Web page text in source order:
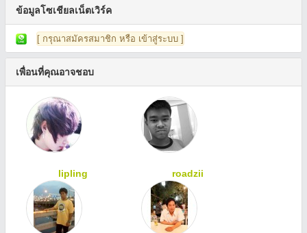
ข้อมูลโซเชียลเน็ตเวิร์ค
[ กรุณาสมัครสมาชิก หรือ เข้าสู่ระบบ ]
เพื่อนที่คุณอาจชอบ
lipling roadzii